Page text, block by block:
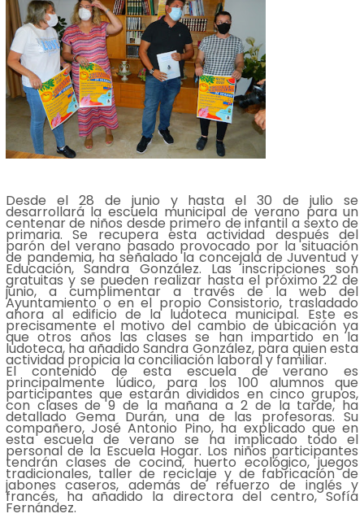
Desde el 28 de junio y hasta el 30 de julio se
desarrollará la escuela municipal de verano para un
centenar de niños desde primero de infantil a sexto de
primaria. Se recupera esta actividad después del
parón del verano pasado provocado por la situación
de pandemia, ha señalado la concejala de Juventud y
Educación, Sandra González. Las inscripciones son
gratuitas y se pueden realizar hasta el próximo 22 de
junio, a cumplimentar a través de la web del
Ayuntamiento o en el propio Consistorio, trasladado
ahora al edificio de la ludoteca municipal. Este es
precisamente el motivo del cambio de ubicación ya
que otros años las clases se han impartido en la
ludoteca, ha añadido Sandra González, para quien esta
actividad propicia la conciliación laboral y familiar.
El contenido de esta escuela de verano es
principalmente lúdico, para los 100 alumnos que
participantes que estarán divididos en cinco grupos,
con clases de 9 de la mañana a 2 de la tarde, ha
detallado Gema Durán, una de las profesoras. Su
compañero, José Antonio Pino, ha explicado que en
esta escuela de verano se ha implicado todo el
personal de la Escuela Hogar. Los niños participantes
tendrán clases de cocina, huerto ecológico, juegos
tradicionales, taller de reciclaje y de fabricación de
jabones caseros, además de refuerzo de inglés y
francés, ha añadido la directora del centro, Sofía
Fernández.